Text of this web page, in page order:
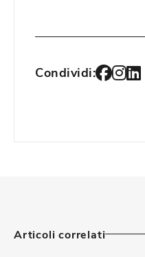
Condividi:
Articoli correlati